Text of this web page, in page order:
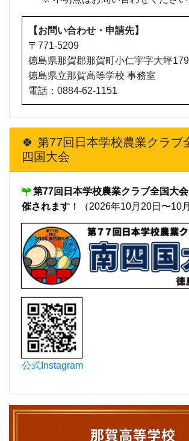
🍀 第77回日本学校農業クラブ
四国大会
第77回日本学校農業クラブ全国大
催されます ！（2026年10月20日〜10
公式Instagram
【お問い合わせ・申請先】
〒771-5209
徳島県那賀郡那賀町小仁宇字大坪
徳島県立那賀高等学校 事務室
電話：0884-62-1151